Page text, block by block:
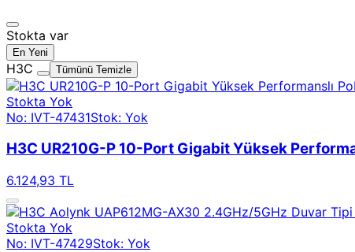
Stokta var
En Yeni
H3C Tümünü Temizle
Stokta Yok
No: IVT-47431Stok: Yok
H3C UR210G-P 10-Port Gigabit Yüksek
6.124,93 TL
Stokta Yok
No: IVT-47429Stok: Yok